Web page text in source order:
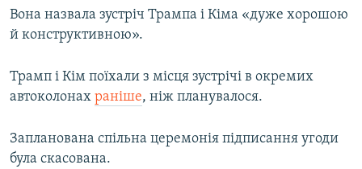
Вона назвала зустріч Трампа і Кіма «дуже хорошою
й конструктивною».
Трамп і Кім поїхали з місця зустрічі в окремих
автоколонах раніше, ніж планувалося.
Запланована спільна церемонія підписання угоди
була скасована.